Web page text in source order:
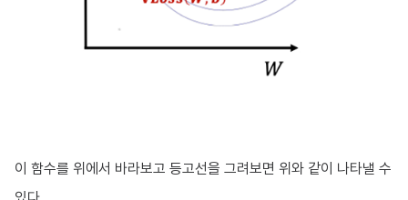
이 함수를 위에서 바라보고 등고선을 그려보면 위와 같이 나타낼 수